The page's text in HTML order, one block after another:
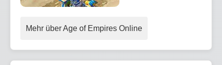
Mehr über Age of Empires Online